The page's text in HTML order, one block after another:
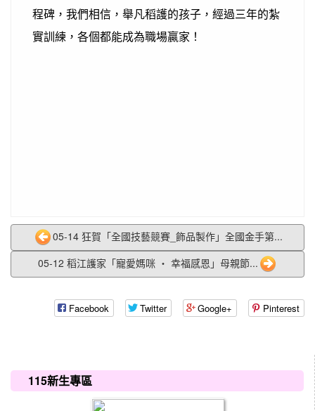
程碑，我們相信，舉凡稻護的孩子，經過三年的紮
實訓練，各個都能成為職場贏家！
05-14 狂賀「全國技藝競賽_飾品製作」全國金手第...
05-12 稻江護家「寵愛媽咪 ‧ 幸福感恩」母親節...
Facebook Twitter Google+ Pinterest
115新生專區